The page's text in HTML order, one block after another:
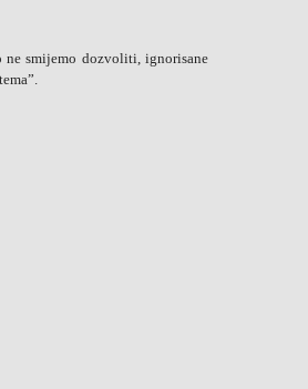
ne smijemo dozvoliti, ignorisane